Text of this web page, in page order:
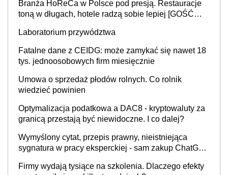
Branża HoReCa w Polsce pod presją. Restauracje
toną w długach, hotele radzą sobie lepiej [GOŚĆ
Laboratorium przywództwa
Fatalne dane z CEIDG: może zamykać się nawet 18
tys. jednoosobowych firm miesięcznie
Umowa o sprzedaż płodów rolnych. Co rolnik
wiedzieć powinien
Optymalizacja podatkowa a DAC8 - kryptowaluty za
granicą przestają być niewidoczne. I co dalej?
Wymyślony cytat, przepis prawny, nieistniejąca
sygnatura w pracy eksperckiej - sam zakup ChatGPT
Firmy wydają tysiące na szkolenia. Dlaczego efekty